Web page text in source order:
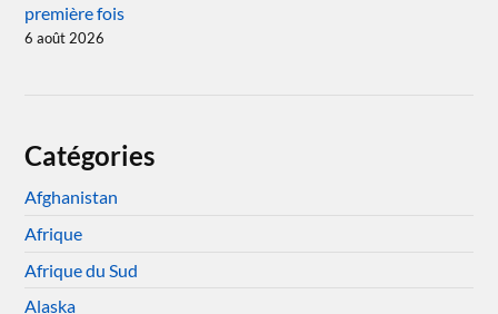
première fois
6 août 2026
Catégories
Afghanistan
Afrique
Afrique du Sud
Alaska